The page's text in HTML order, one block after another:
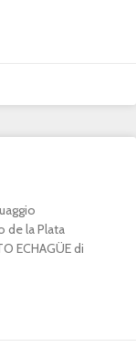
de la Plata
ECHAGÜE di